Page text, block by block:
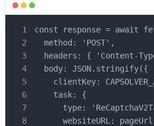
const response = await
  method: 'POST',
headers: { 'Content-
  body: JSON.stringify({
clientKey:
    task: {
type:
websiteURL: